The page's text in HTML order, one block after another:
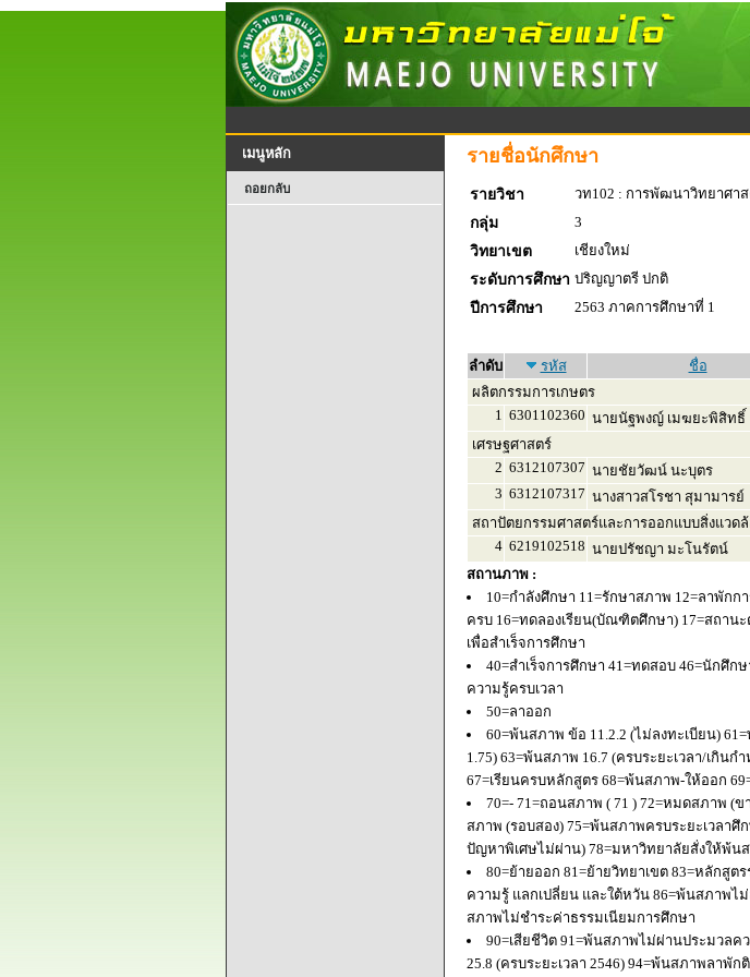
เมนูหลัก
ถอยกลับ
รายชื่อนักศึกษา
รายวิชา
วท102 : การพัฒนาวิทยาศา
กลุ่ม
3
วิทยาเขต
เชียงใหม่
ระดับการศึกษา ปริญญาตรี ปกติ
ปีการศึกษา
2563 ภาคการศึกษาที่ 1
ลำดับ
รหัส ชื่อ
ผลิตกรรมการเกษตร
1 6301102360 นายนัฐพงญ์ เมฆยะพิสิทธิ์
เศรษฐศาสตร์
2 6312107307 นายชัยวัฒน์ นะบุตร
3 6312107317 นางสาวสโรชา สุมามารย์
สถาปัตยกรรมศาสตร์และการออกแบบสิ่งแวด
4 6219102518 นายปรัชญา มะโนรัตน์
สถานภาพ :
10=กำลังศึกษา 11=รักษาสภาพ 12=ลาพัก
ครบ 16=ทดลองเรียน(บัณฑิตศึกษา) 17=สถาน
เพื่อสำเร็จการศึกษา
40=สำเร็จการศึกษา 41=ทดสอบ 46=นักศึก
ความรู้ครบเวลา
50=ลาออก
60=พ้นสภาพ ข้อ 11.2.2 (ไม่ลงทะเบียน)
1.75) 63=พ้นสภาพ 16.7 (ครบระยะเวลา/เกิน
67=เรียนครบหลักสูตร 68=พ้นสภาพ-ให้ออก
70=- 71=ถอนสภาพ ( 71 ) 72=หมดสภาพ (
สภาพ (รอบสอง) 75=พ้นสภาพครบระยะเวล
ปัญหาพิเศษไม่ผ่าน) 78=มหาวิทยาลัยสั่งให้พ้
80=ย้ายออก 81=ย้ายวิทยาเขต 83=หลักสู
ความรู้ แลกเปลี่ยน และใต้หวัน 86=พ้นสภาพ
สภาพไม่ชำระค่าธรรมเนียมการศึกษา
90=เสียชีวิต 91=พ้นสภาพไม่ผ่านประมวล
25.8 (ครบระยะเวลา 2546) 94=พ้นสภาพลา